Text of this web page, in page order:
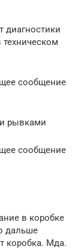
диагностики
сообщение
рывками
сообщение
в коробке
дальше
коробка. Мда.